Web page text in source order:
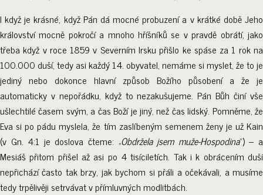
I když je krásné, když Pán dá mocné probuzení a v krátké době Jeho
království mocně pokročí a mnoho hříšníků se v pravdě obrátí, jako
třeba když v roce 1859 v Severním Irsku přišlo ke spáse za 1 rok na
100.000 duší, tedy asi každý 14. obyvatel, nemáme si myslet, že to je
jediný nebo dokonce hlavní způsob Božího působení a že je
automaticky v nepořádku, když to nezakušujeme. Pán Bůh činí vše
ušlechtilé časem svým, a čas Boží je jiný, než čas lidský. Pomněme, že
Eva si po pádu myslela, že tím zaslíbeným semenem ženy je už Kain
(v Gn. 4:1 je doslova čteme: „Obdržela jsem muže-Hospodina“) – a
Mesiáš přitom přišel až asi po 4 tisíciletích. Tak i k obrácením duší
nepřichází často tak brzy, jak bychom si přáli a očekávali, a musíme
tedy trpělivěji setrvávat v přímluvných modlitbách.